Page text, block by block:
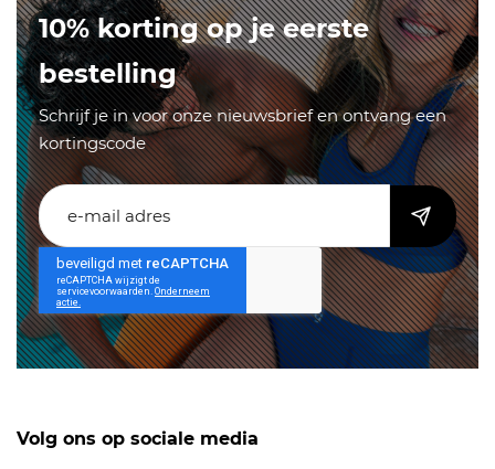
10% korting op je eerste
bestelling
Schrijf je in voor onze nieuwsbrief en ontvang een
kortingscode
Volg ons op sociale media